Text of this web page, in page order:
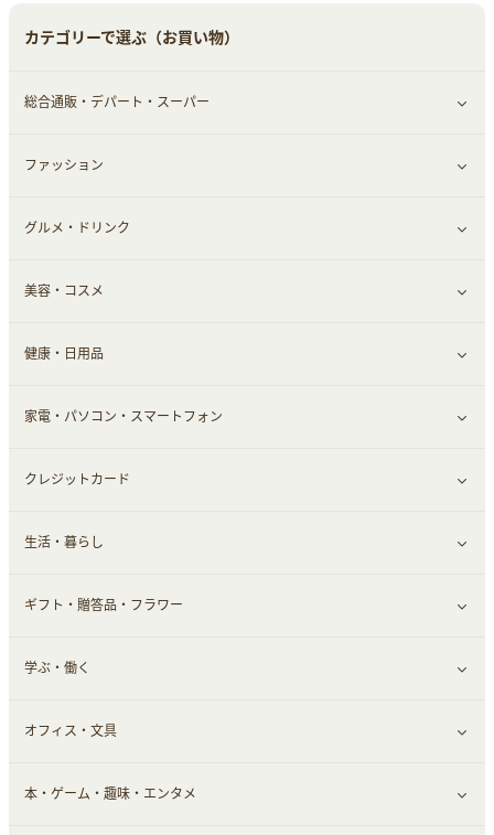
カテゴリーで選ぶ（お買い物）
総合通販・デパート・スーパー
すべて見る
総合通販
デパート・スーパー
ファッション
すべて見る
ファッション
インナー・下着
靴・フットウェア
小物・かばん
スーツ・フォーマル
グルメ・ドリンク
すべて見る
グルメ
ドリンク
お酒
食材宅配
美容・コスメ
すべて見る
スキンケア
メイクアップ
ヘアケア
メンズ美容
美容・ダイエット用品
脱毛用品
美容食品
健康・日用品
すべて見る
健康食品｜青汁・飲料
健康食品｜乳酸菌・ケフィア
健康食品｜その他
スポーツ・フィットネス
日用品・薬局・からだ
家電・パソコン・スマートフォン
すべて見る
家電・パソコン・ソフトウェア
スマホ・携帯電話・SIM
クレジットカード
すべて見る
クレジットカード
生活・暮らし
すべて見る
車情報・カーシェア・レンタル
お役立ち
生活雑貨・家具インテリア
ギフト・贈答品・フラワー
すべて見る
ギフト・贈答品
フラワー
学ぶ・働く
すべて見る
習い事・学習・学校
オフィス・文具
すべて見る
本・ゲーム・趣味・エンタメ